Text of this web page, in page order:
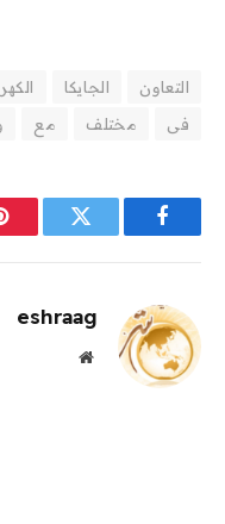
التعاون الجايكا
فى
مختلف مع
فيسبوك تويتر
eshraag
موقع